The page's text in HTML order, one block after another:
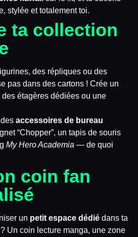
stylée et totalement toi.
ta collection
des répliques ou des
pas dans des cartons ! Crée un
des étagères dédiées ou une
accessoires de bureau
“Chopper”, un tapis de souris
My Hero Academia — de quoi
coin fan
un petit espace dédié dans ta
Un coin lecture manga, une zone